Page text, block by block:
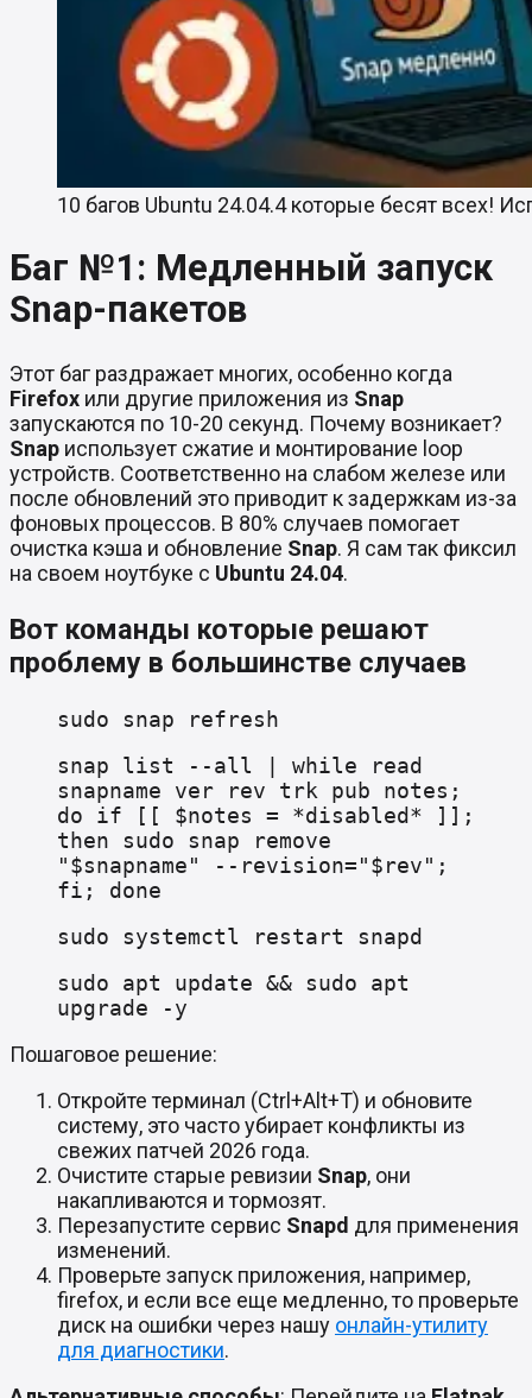
10 багов Ubuntu 24.04.4 которые бесят всех!
Баг №1: Медленный запуск
Snap-пакетов
Этот баг раздражает многих, особенно когда
Firefox или другие приложения из Snap
запускаются по 10-20 секунд. Почему возникает?
Snap использует сжатие и монтирование loop
устройств. Соответственно на слабом железе или
после обновлений это приводит к задержкам из-за
фоновых процессов. В 80% случаев помогает
очистка кэша и обновление Snap. Я сам так фиксил
на своем ноутбуке с Ubuntu 24.04.
Вот команды которые решают
проблему в большинстве случаев
sudo snap refresh
snap list --all | while read
snapname ver rev trk pub notes;
do if [[ $notes = *disabled* ]];
then sudo snap remove
"$snapname" --revision="$rev";
fi; done
sudo systemctl restart snapd
sudo apt update && sudo apt
upgrade -y
Пошаговое решение:
Откройте терминал (Ctrl+Alt+T) и обновите
систему, это часто убирает конфликты из
свежих патчей 2026 года.
Очистите старые ревизии Snap, они
накапливаются и тормозят.
Перезапустите сервис Snapd для применения
изменений.
Проверьте запуск приложения, например,
firefox, и если все еще медленно, то проверьте
диск на ошибки через нашу онлайн-утилиту
для диагностики.